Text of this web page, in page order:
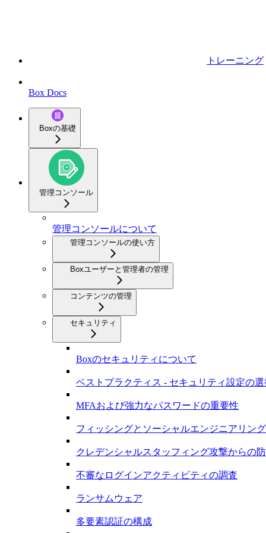
トレーニング
Box Docs
Boxの基礎
管理コンソール
管理コンソールについて
管理コンソールの使い方
Boxユーザーと管理者の管理
コンテンツの管理
セキュリティ
Boxのセキュリティについて
ベストプラクティス - セキュリティ設定の選
MFAおよび強力なパスワードの重要性
フィッシングとソーシャルエンジニアリン
クレデンシャルスタッフィング攻撃からの
不審なログインアクティビティの調査
ランサムウェア
多要素認証の構成